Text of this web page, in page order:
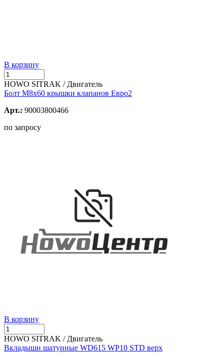
В корзину
HOWO SITRAK / Двигатель
Болт М8х60 крышки клапанов Евро2
Арт.: 90003800466
по запросу
В корзину
HOWO SITRAK / Двигатель
Вкладыши шатунные WD615 WP10 STD верх